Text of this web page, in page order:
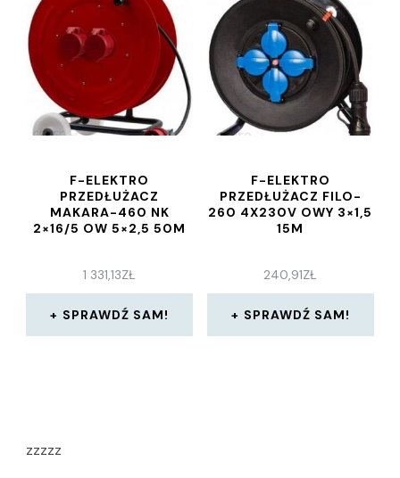
F-ELEKTRO
PRZEDŁUŻACZ
MAKARA-460 NK
2×16/5 OW 5×2,5 50M
1 331,13ZŁ
SPRAWDŹ SAM!
F-ELEKTRO
PRZEDŁUŻACZ FILO-
260 4X230V OWY 3×1,5
15M
240,91ZŁ
SPRAWDŹ SAM!
zzzzz